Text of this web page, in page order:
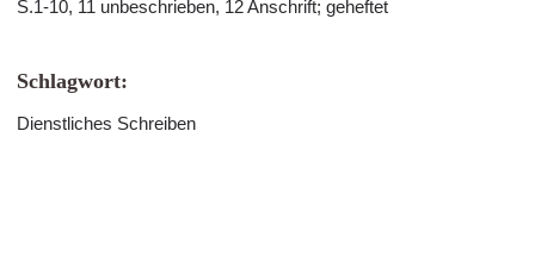
S.1-10, 11 unbeschrieben, 12 Anschrift; geheftet
Schlagwort:
Dienstliches Schreiben